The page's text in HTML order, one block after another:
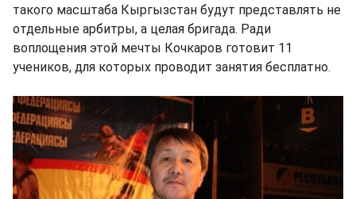
такого масштаба Кыргызстан будут представлять не
отдельные арбитры, а целая бригада. Ради
воплощения этой мечты Кочкаров готовит 11
учеников, для которых проводит занятия бесплатно.